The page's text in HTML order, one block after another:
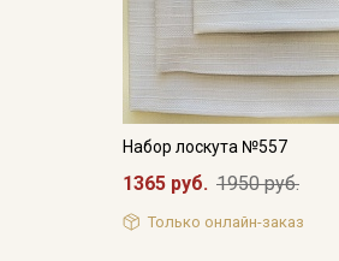
Набор лоскута №557
1365 руб. 1950 руб.
Только онлайн-заказ